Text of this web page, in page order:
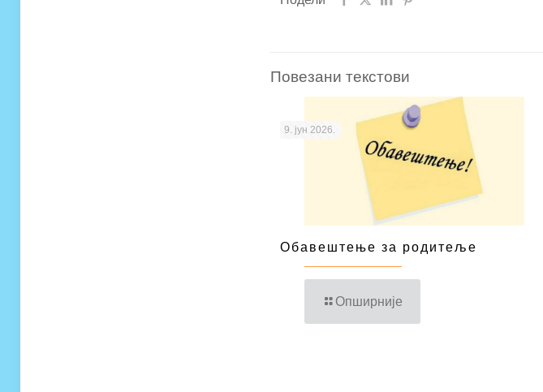
Повезани текстови
9. јун 2026.
Обавештење за родитеље
Опширније